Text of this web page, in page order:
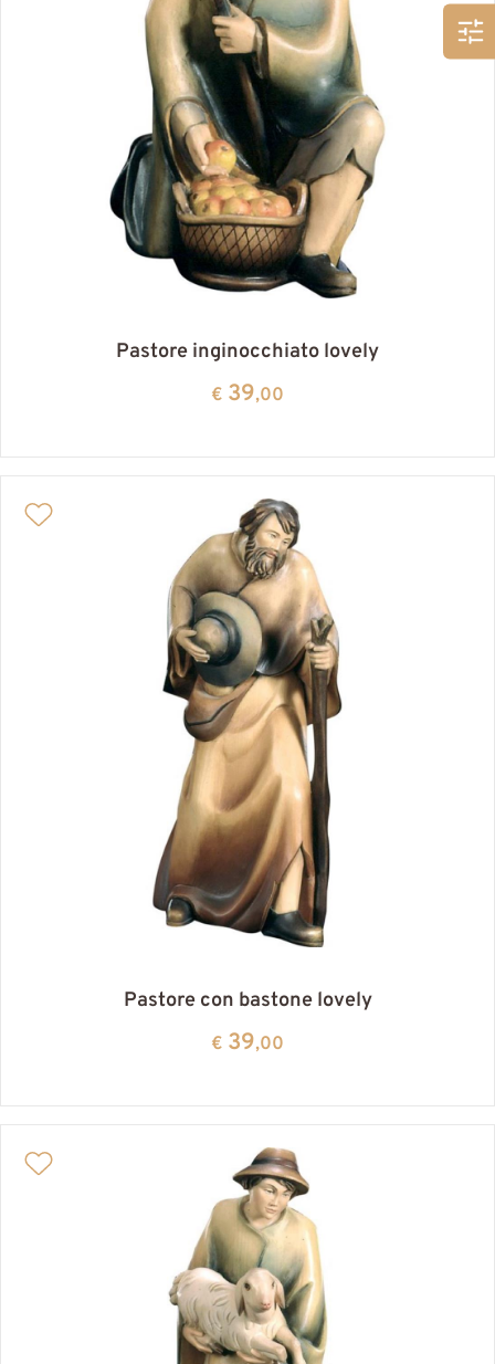
Pastore inginocchiato lovely
€ 39,00
Pastore con bastone lovely
€ 39,00